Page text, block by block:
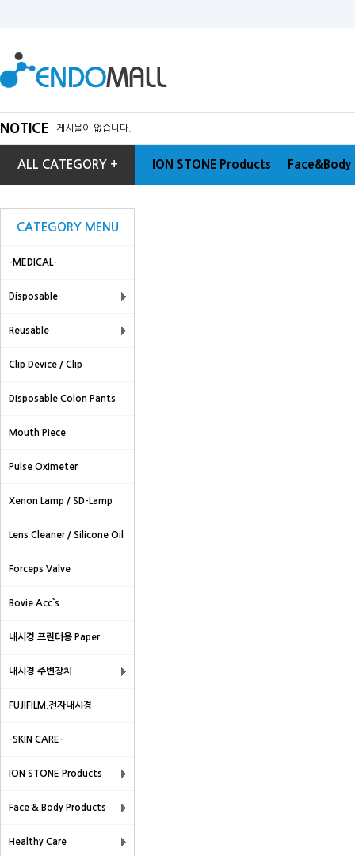
NOTICE 게시물이 없습니다.
ALL CATEGORY + ION STONE Products
CATEGORY MENU
-MEDICAL-
Disposable
Reusable
Clip Device / Clip
Disposable Colon Pants
Mouth Piece
Pulse Oximeter
Xenon Lamp / SD-Lamp
Lens Cleaner / Silicone Oil
Forceps Valve
Bovie Acc`s
내시경 프린터용 Paper
내시경 주변장치
FUJIFILM.전자내시경
-SKIN CARE-
ION STONE Products
Face & Body Products
Healthy Care